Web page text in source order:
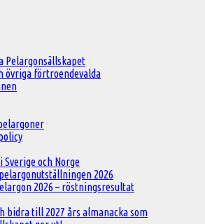
Pelargonsällskapet
övriga förtroendevalda
och Norge
2026
2026 – röstningsresultat
bidra till 2027 års almanacka som